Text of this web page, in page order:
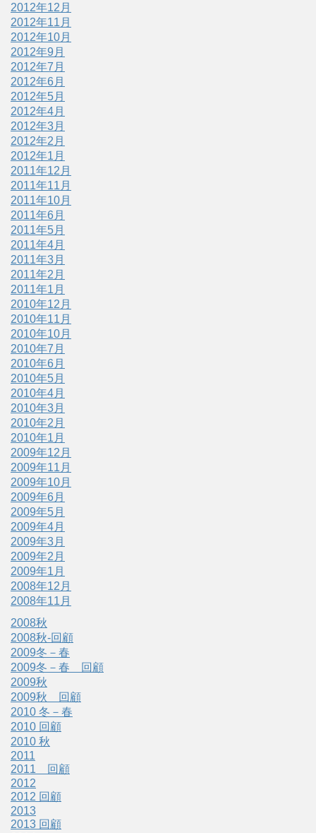
2012年12月
2012年11月
2012年10月
2012年9月
2012年7月
2012年6月
2012年5月
2012年4月
2012年3月
2012年2月
2012年1月
2011年12月
2011年11月
2011年10月
2011年6月
2011年5月
2011年4月
2011年3月
2011年2月
2011年1月
2010年12月
2010年11月
2010年10月
2010年7月
2010年6月
2010年5月
2010年4月
2010年3月
2010年2月
2010年1月
2009年12月
2009年11月
2009年10月
2009年6月
2009年5月
2009年4月
2009年3月
2009年2月
2009年1月
2008年12月
2008年11月
2008秋
2008秋-回顧
2009冬－春
2009冬－春 回顧
2009秋
2009秋 回顧
2010 冬－春
2010 回顧
2010 秋
2011
2011 回顧
2012
2012 回顧
2013
2013 回顧